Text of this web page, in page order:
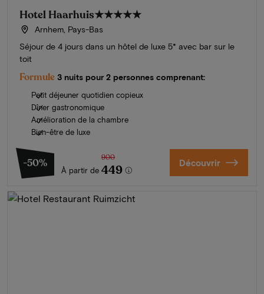
Hotel Haarhuis★★★★★
Arnhem, Pays-Bas
Séjour de 4 jours dans un hôtel de luxe 5* avec bar sur le
toit
Formule 3 nuits pour 2 personnes comprenant:
Petit déjeuner quotidien copieux
Dîner gastronomique
Amélioration de la chambre
Bien-être de luxe
-50%
À partir de
900
449 Découvrir